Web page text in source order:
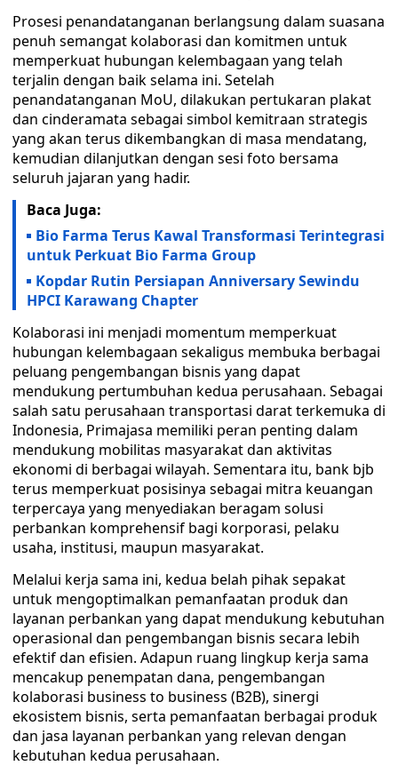
Prosesi penandatanganan berlangsung dalam suasana
penuh semangat kolaborasi dan komitmen untuk
memperkuat hubungan kelembagaan yang telah
terjalin dengan baik selama ini. Setelah
penandatanganan MoU, dilakukan pertukaran plakat
dan cinderamata sebagai simbol kemitraan strategis
yang akan terus dikembangkan di masa mendatang,
kemudian dilanjutkan dengan sesi foto bersama
seluruh jajaran yang hadir.
Baca Juga:
Bio Farma Terus Kawal Transformasi Terintegrasi
untuk Perkuat Bio Farma Group
Kopdar Rutin Persiapan Anniversary Sewindu
HPCI Karawang Chapter
Kolaborasi ini menjadi momentum memperkuat
hubungan kelembagaan sekaligus membuka berbagai
peluang pengembangan bisnis yang dapat
mendukung pertumbuhan kedua perusahaan. Sebagai
salah satu perusahaan transportasi darat terkemuka di
Indonesia, Primajasa memiliki peran penting dalam
mendukung mobilitas masyarakat dan aktivitas
ekonomi di berbagai wilayah. Sementara itu, bank bjb
terus memperkuat posisinya sebagai mitra keuangan
terpercaya yang menyediakan beragam solusi
perbankan komprehensif bagi korporasi, pelaku
usaha, institusi, maupun masyarakat.
Melalui kerja sama ini, kedua belah pihak sepakat
untuk mengoptimalkan pemanfaatan produk dan
layanan perbankan yang dapat mendukung kebutuhan
operasional dan pengembangan bisnis secara lebih
efektif dan efisien. Adapun ruang lingkup kerja sama
mencakup penempatan dana, pengembangan
kolaborasi business to business (B2B), sinergi
ekosistem bisnis, serta pemanfaatan berbagai produk
dan jasa layanan perbankan yang relevan dengan
kebutuhan kedua perusahaan.